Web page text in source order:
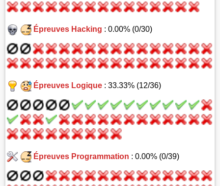
Épreuves Hacking : 0.00% (0/30)
Épreuves Logique: 33.33% (12/36)
Épreuves Programmation : 0.00% (0/39)